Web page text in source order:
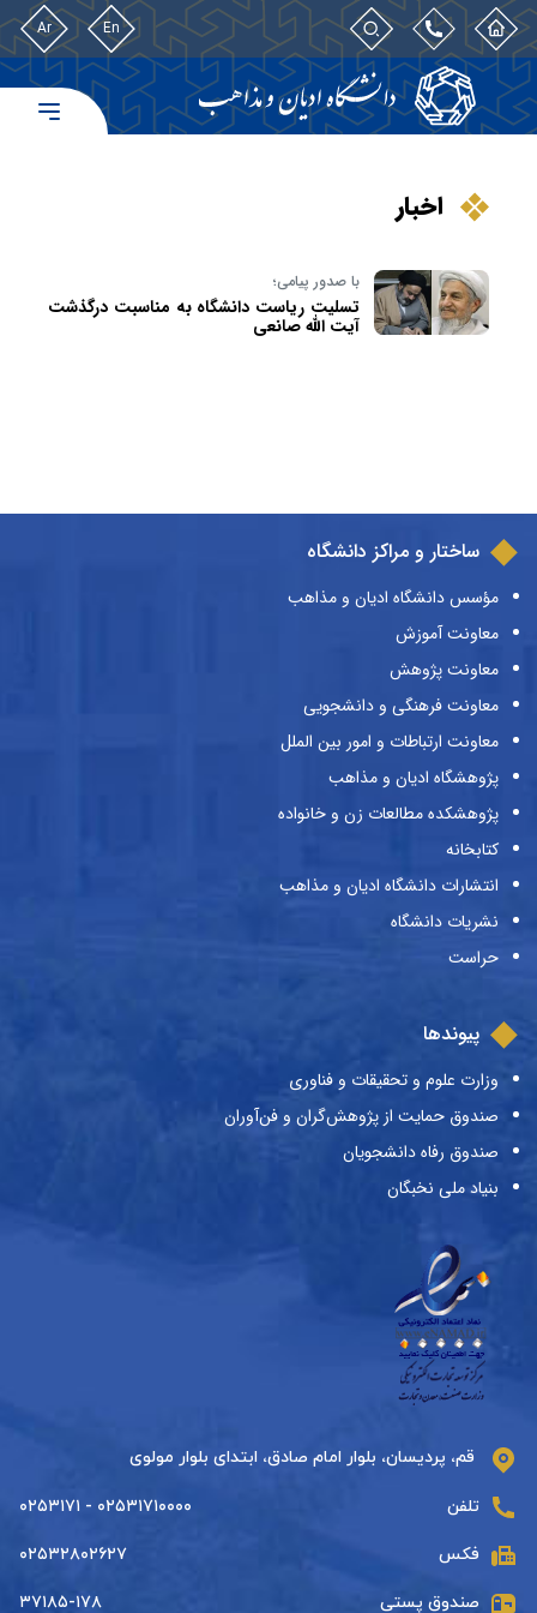
En
Ar
اخبار
با صدور پیامی؛
تسلیت ریاست دانشگاه به مناسبت درگذشت
آیت الله صانعی
ساختار و مراکز دانشگاه
مؤسس دانشگاه ادیان و مذاهب
معاونت آموزش
معاونت پژوهش
معاونت فرهنگی و دانشجویی
معاونت ارتباطات و امور بین الملل
پژوهشگاه ادیان و مذاهب
پژوهشکده مطالعات زن و خانواده
کتابخانه
انتشارات دانشگاه ادیان و مذاهب
نشریات دانشگاه
حراست
پیوندها
وزارت علوم و تحقیقات و فناوری
صندوق حمایت از پژوهش‌گران و فن‌آوران
صندوق رفاه دانشجویان
بنیاد ملی نخبگان
قم، پردیسان، بلوار امام صادق، ابتدای بلوار مولوی
تلفن ۰۲۵۳۱۷۱۰۰۰۰ - ۰۲۵۳۱۷۱
فکس ۰۲۵۳۲۸۰۲۶۲۷
صندوق پستی ۳۷۱۸۵-۱۷۸